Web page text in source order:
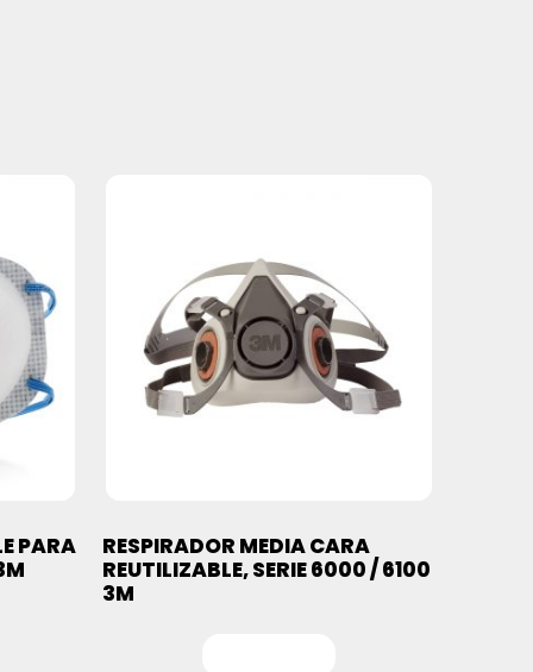
PARA
RESPIRADOR MEDIA CARA
REUTILIZABLE, SERIE 6000 / 6100
3M